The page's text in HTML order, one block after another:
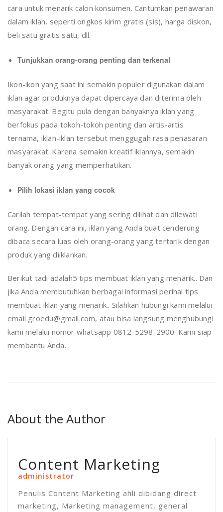
cara untuk menarik calon konsumen. Cantumkan penawaran
dalam iklan, seperti ongkos kirim gratis (sis), harga diskon,
beli satu gratis satu, dll.
Tunjukkan orang-orang penting dan terkenal
Ikon-ikon yang saat ini semakin populer digunakan dalam
iklan agar produknya dapat dipercaya dan diterima oleh
masyarakat. Begitu pula dengan banyaknya iklan yang
berfokus pada tokoh-tokoh penting dan artis-artis
ternama, iklan-iklan tersebut menggugah rasa penasaran
masyarakat. Karena semakin kreatif iklannya, semakin
banyak orang yang memperhatikan.
Pilih lokasi iklan yang cocok
Carilah tempat-tempat yang sering dilihat dan dilewati
orang. Dengan cara ini, iklan yang Anda buat cenderung
dibaca secara luas oleh orang-orang yang tertarik dengan
produk yang diiklankan.
Berikut tadi adalah5 tips membuat iklan yang menarik.. Dan
jika Anda membutuhkan berbagai informasi perihal tips
membuat iklan yang menarik.. Silahkan hubungi kami melalui
email groedu@gmail.com, atau bisa langsung menghubungi
kami melalui nomor whatsapp 0812-5298-2900. Kami siap
membantu Anda.
About the Author
Content Marketing
administrator
Penulis Content Marketing ahli dibidang direct
marketing, Marketing management, general